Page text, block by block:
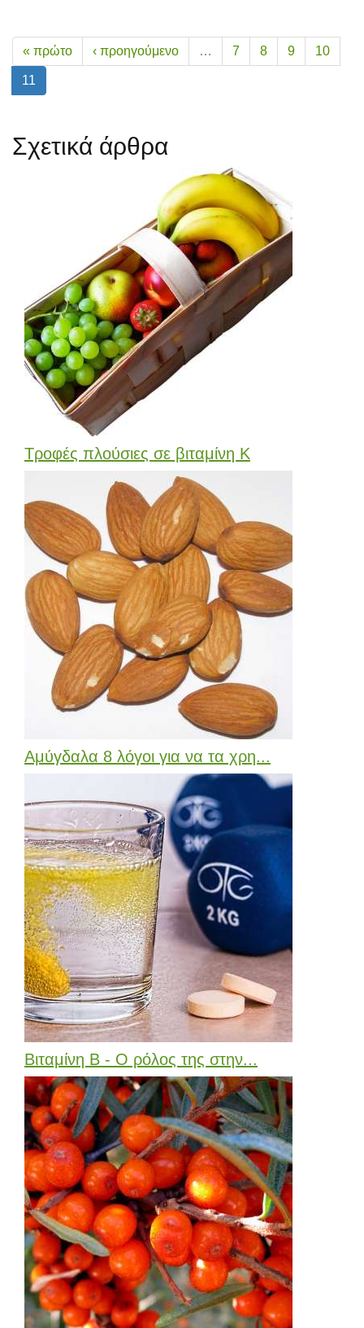
« πρώτο ‹ προηγούμενο … 7 8 9 10
11
Σχετικά άρθρα
Τροφές πλούσιες σε βιταμίνη Κ
Αμύγδαλα 8 λόγοι για να τα χρη...
Βιταμίνη Β - Ο ρόλος της στην...